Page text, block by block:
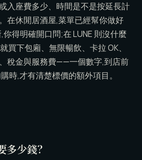
入座費多少、時間是不是按延長計
在休閒居酒屋,菜單已經幫你做好
得明確開口問;在 LUNE 則沒什麼
買下包廂、無限暢飲、卡拉 OK、
稅金與服務費——一個數字,到店前
時,才有清楚標價的額外項目。
多少錢?